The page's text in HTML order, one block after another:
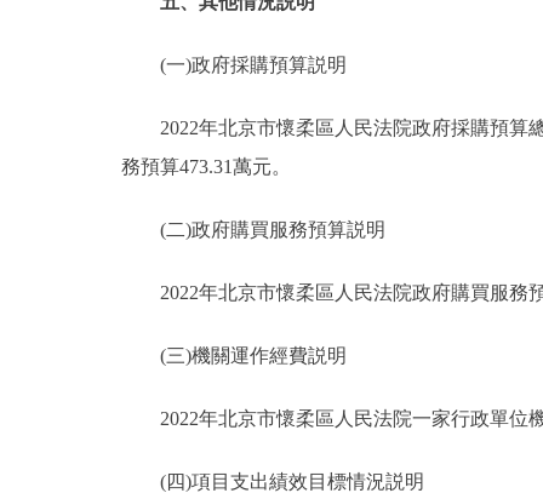
(一)政府採購預算説明
2022年北京市懷柔區人民法院政府採購預算總
務預算473.31萬元。
(二)政府購買服務預算説明
2022年北京市懷柔區人民法院政府購買服務
(三)機關運作經費説明
2022年北京市懷柔區人民法院一家行政單位
(四)項目支出績效目標情況説明